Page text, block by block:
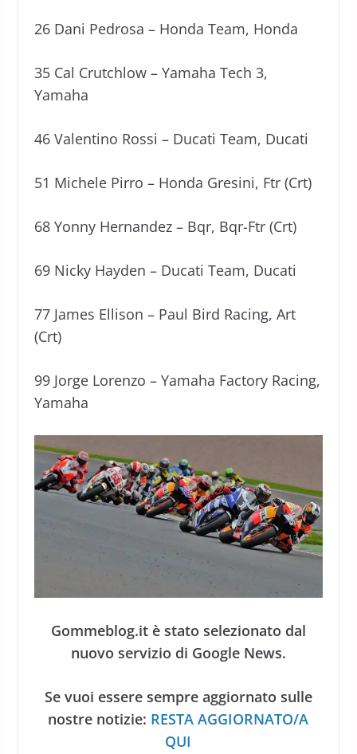
26 Dani Pedrosa – Honda Team, Honda
35 Cal Crutchlow – Yamaha Tech 3,
Yamaha
46 Valentino Rossi – Ducati Team, Ducati
51 Michele Pirro – Honda Gresini, Ftr (Crt)
68 Yonny Hernandez – Bqr, Bqr-Ftr (Crt)
69 Nicky Hayden – Ducati Team, Ducati
77 James Ellison – Paul Bird Racing, Art
(Crt)
99 Jorge Lorenzo – Yamaha Factory Racing,
Yamaha
Gommeblog.it è stato selezionato dal
nuovo servizio di Google News.
Se vuoi essere sempre aggiornato sulle
nostre notizie: RESTA AGGIORNATO/A
QUI